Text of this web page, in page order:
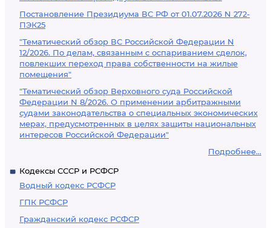
Постановление Президиума ВС РФ от 01.07.2026 N 272-
ПЭК25
"Тематический обзор ВС Российской Федерации N
12/2026. По делам, связанным с оспариванием сделок,
повлекших переход права собственности на жилые
помещения"
"Тематический обзор Верховного суда Российской
Федерации N 8/2026. О применении арбитражными
судами законодательства о специальных экономических
мерах, предусмотренных в целях защиты национальных
интересов Российской Федерации"
Подробнее...
Кодексы СССР и РСФСР
Водный кодекс РСФСР
ГПК РСФСР
Гражданский кодекс РСФСР